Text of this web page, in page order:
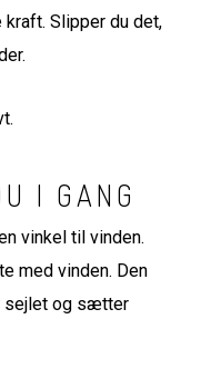
Slipper du det,
I GANG
vinkel til vinden.
med vinden. Den
sejlet og sætter